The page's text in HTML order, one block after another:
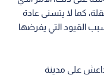
كما لا يتسنى عادة
القيود التي يفرضها
تنظيم داعش على مدينة